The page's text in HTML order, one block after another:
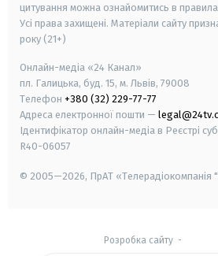
цитування можна ознайомитись в
Усі права захищені. Матеріали сайту
року (21+)
Онлайн-медіа «24 Канал»
пл. Галицька, буд. 15, м. Львів, 79008
Телефон +380 (32) 229-77-77
Адреса електронної пошти —
Ідентифікатор онлайн-медіа в Реєстрі
R40-06057
© 2005—2026, ПрАТ «Телерадіокомпанія
Розробка сайту-